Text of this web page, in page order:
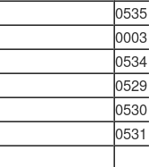
0535
0003
0534
0529
0530
0531